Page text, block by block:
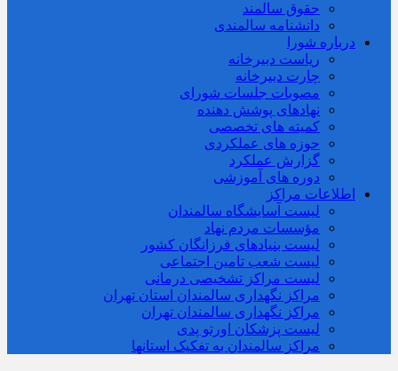
حقوق سالمند
دانشنامه سالمندی
درباره شورا
ریاست دبیرخانه
چارت دبیرخانه
مصوبات جلسات شورای
نهادهای پوشش دهنده
کمیته های تخصصی
حوزه های عملکردی
گزارش عملکرد
دوره های آموزشی
اطلاعات مراکز
لیست آسایشگاه سالمندان
مؤسسات مردم نهاد
لیست بنیادهای فرزانگان کشور
لیست شعب تامین اجتماعی
لیست مراکز تشخیصی درمانی
مراکز نگهداری سالمندان استان تهران
مراکز نگهداری سالمندان تهران
لیست پزشکان اورتو پدی
مراکز سالمندان به تفکیک استانها